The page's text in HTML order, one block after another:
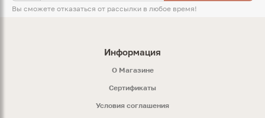
Вы сможете отказаться от рассылки в любое время!
Информация
O Магазине
Сертификаты
Условия соглашения